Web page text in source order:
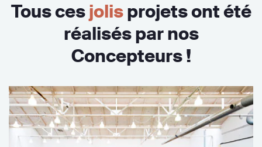
Tous cesjolisprojets ont été
réalisés par nos
Concepteurs !